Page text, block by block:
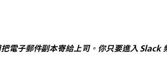
電子郵件副本寄給上司。你只要進入